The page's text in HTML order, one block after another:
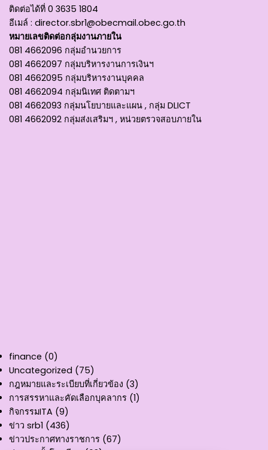
ติดต่อได้ที่ 0 3635 1804
อีเมล์ : director.sbr1@obecmail.obec.go.th
หมายเลขติดต่อกลุ่มงานภายใน
081 4662096 กลุ่มอำนวยการ
081 4662097 กลุ่มบริหารงานการเงินฯ
081 4662095 กลุ่มบริหารงานบุคคล
081 4662094 กลุ่มนิเทศ ติดตามฯ
081 4662093 กลุ่มนโยบายและแผน , กลุ่ม DLICT
081 4662092 กลุ่มส่งเสริมฯ , หน่วยตรวจสอบภายใน
finance (0)
Uncategorized (75)
กฎหมายและระเบียบที่เกี่ยวข้อง (3)
การสรรหาและคัดเลือกบุคลากร (1)
กิจกรรมITA (9)
ข่าว srb1 (436)
ข่าวประกาศทางราชการ (67)